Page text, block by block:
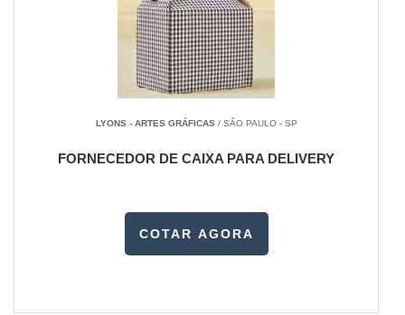
LYONS - ARTES GRÁFICAS/ SÃO PAULO - SP
FORNECEDOR DE CAIXA PARA DELIVERY
COTAR AGORA